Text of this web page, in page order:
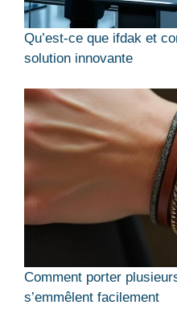
Qu’est-ce que ifdak et
solution innovante
Comment porter
s’emmêlent facilement